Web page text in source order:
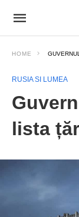
HOME
RUSIA SI LUMEA
lista